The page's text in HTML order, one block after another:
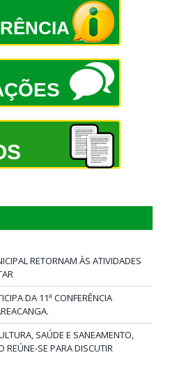
RETORNAM ÀS ATIVIDADES
DA 11ª CONFERÊNCIA
SAÚDE E SANEAMENTO,
REÚNE-SE PARA DISCUTIR